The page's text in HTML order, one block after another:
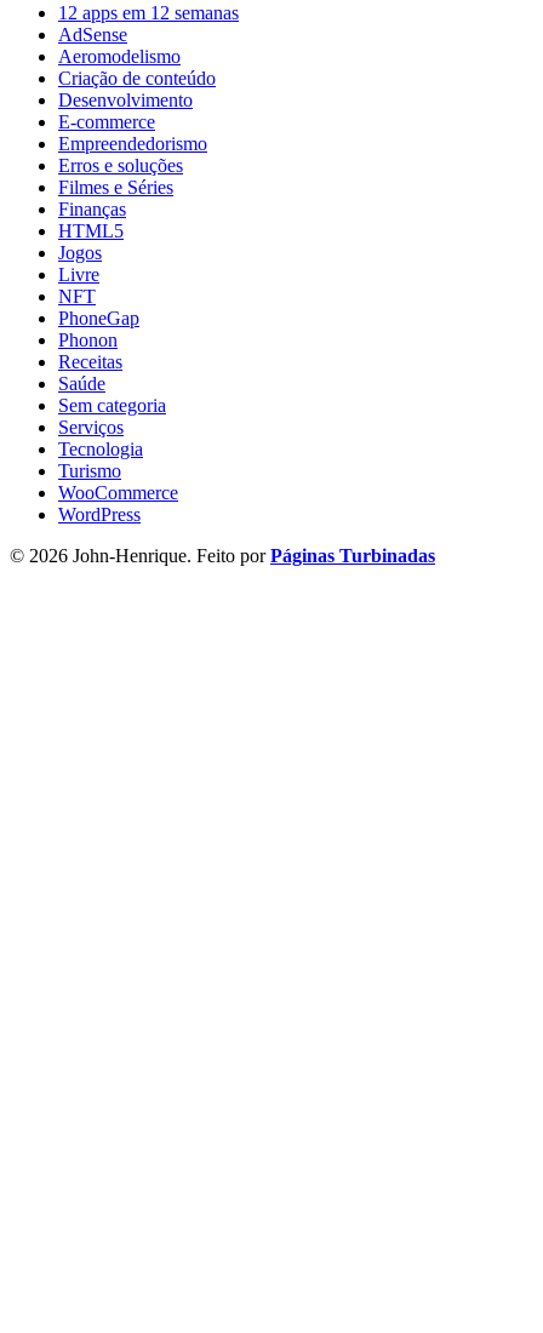
12 apps em 12 semanas
AdSense
Aeromodelismo
Criação de conteúdo
Desenvolvimento
E-commerce
Empreendedorismo
Erros e soluções
Filmes e Séries
Finanças
HTML5
Jogos
Livre
NFT
PhoneGap
Phonon
Receitas
Saúde
Sem categoria
Serviços
Tecnologia
Turismo
WooCommerce
WordPress
© 2026 John-Henrique. Feito porPáginas Turbinadas